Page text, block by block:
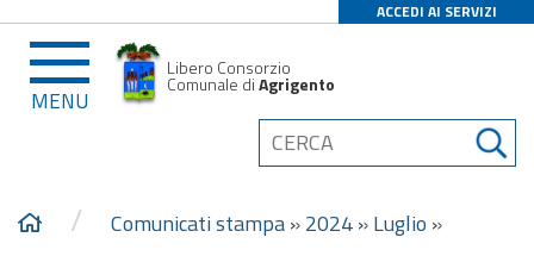
ACCEDI AI SERVIZI
MENU
Libero Consorzio
Comunale diAgrigento
/ Comunicati stampa»2024»Luglio »